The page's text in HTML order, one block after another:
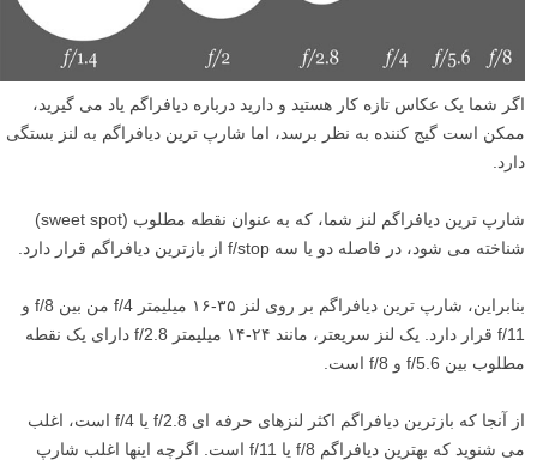
اگر شما یک عکاس تازه کار هستید و دارید درباره دیافراگم یاد می گیرید،
ممکن است گیج کننده به نظر برسد، اما شارپ ترین دیافراگم به لنز بستگی
دارد.
شارپ ترین دیافراگم لنز شما، که به عنوان نقطه مطلوب (sweet spot)
شناخته می شود، در فاصله دو یا سه f/stop از بازترین دیافراگم قرار دارد.
بنابراین، شارپ ترین دیافراگم بر روی لنز ۳۵-۱۶ میلیمتر f/4 من بین f/8 و
f/11 قرار دارد. یک لنز سریعتر، مانند ۲۴-۱۴ میلیمتر f/2.8 دارای یک نقطه
مطلوب بین f/5.6 و f/8 است.
از آنجا که بازترین دیافراگم اکثر لنزهای حرفه ای f/2.8 یا f/4 است، اغلب
می شنوید که بهترین دیافراگم f/8 یا f/11 است. اگرچه اینها اغلب شارپ